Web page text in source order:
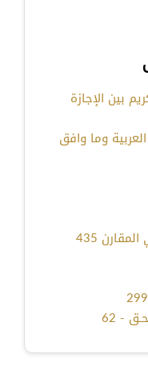
بين الإجازة
وما وافق
435
- 62